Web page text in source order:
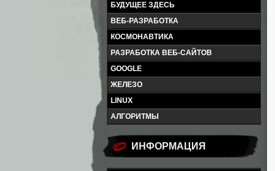
БУДУЩЕЕ ЗДЕСЬ
ВЕБ-РАЗРАБОТКА
КОСМОНАВТИКА
РАЗРАБОТКА ВЕБ-САЙТОВ
GOOGLE
ЖЕЛЕЗО
LINUX
АЛГОРИТМЫ
ИНФОРМАЦИЯ